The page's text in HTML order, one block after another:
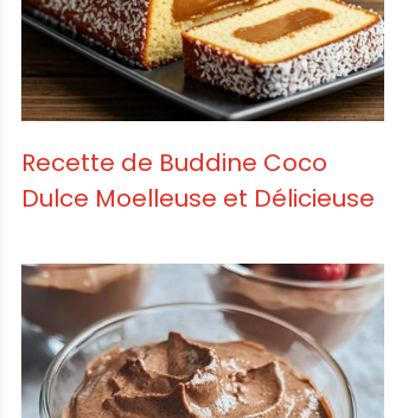
Recette de Buddine Coco
Dulce Moelleuse et Délicieuse